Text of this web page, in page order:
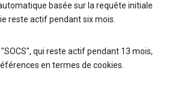
basée sur la requête initiale
reste actif pendant six mois.
qui reste actif pendant 13 mois,
en termes de cookies.